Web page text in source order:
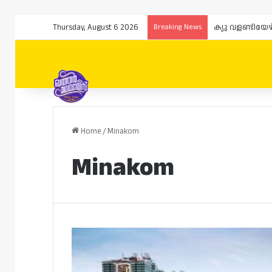
Thursday, August 6 2026 Breaking News ക്യു
Home/ Minakom
Minakom